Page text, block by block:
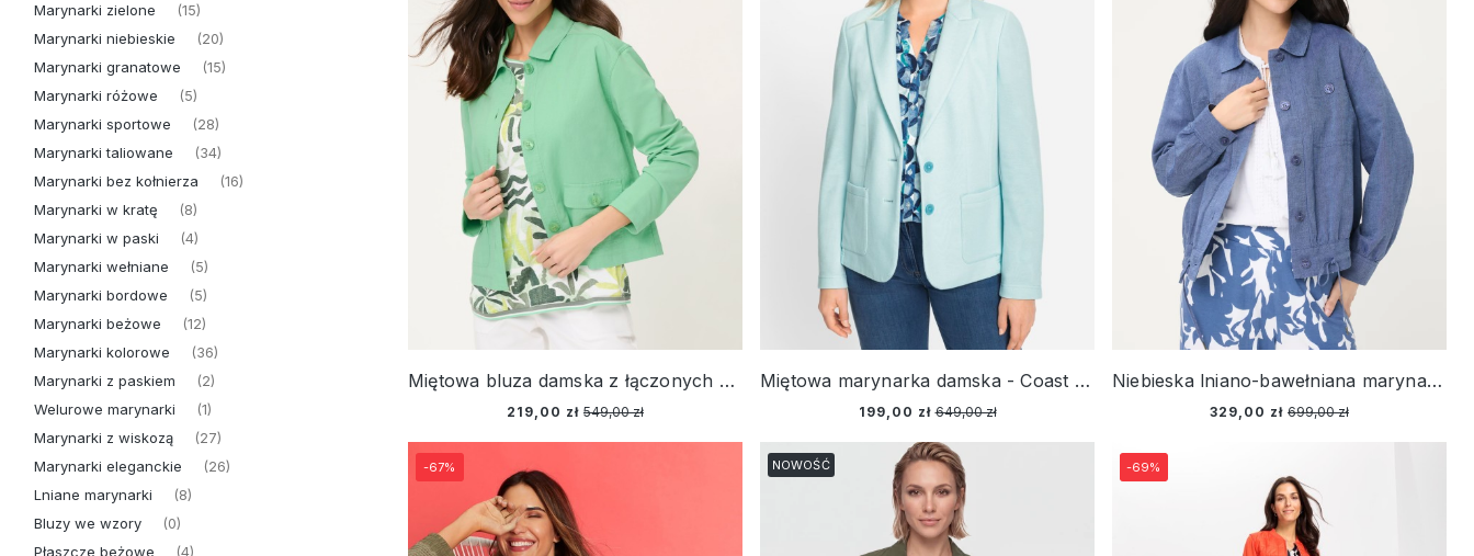
Marynarki zielone (15)
Marynarki niebieskie (20)
Marynarki granatowe (15)
Marynarki różowe (5)
Marynarki sportowe (28)
Marynarki taliowane (34)
Marynarki bez kołnierza (16)
Marynarki w kratę (8)
Marynarki w paski (4)
Marynarki wełniane (5)
Marynarki bordowe (5)
Marynarki beżowe (12)
Marynarki kolorowe (36)
Marynarki z paskiem (2)
Welurowe marynarki (1)
Marynarki z wiskozą (27)
Marynarki eleganckie (26)
Lniane marynarki (8)
Bluzy we wzory (0)
Płaszcze beżowe (4)
Miętowa bluza damska z łączonych materiałów – Neo Safari
219,00 zł 549,00 zł
Miętowa marynarka damska - Coast Vibes
199,00 zł 649,00 zł
Niebieska lniano-bawełniana marynarka damska – Ciao Amore
329,00 zł 699,00 zł
-67% NOWOŚĆ -69%